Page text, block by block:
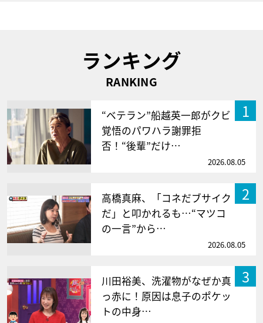
ランキング
RANKING
1
“ベテラン”船越英一郎がクビ
覚悟のパワハラ謝罪拒
否！“後輩”だけ…
2026.08.05
2
高橋真麻、「コネだブサイク
だ」と叩かれるも…“マツコ
の一言”から…
2026.08.05
3
川田裕美、洗濯物がなぜか真
っ赤に！原因は息子のポケッ
トの中身…